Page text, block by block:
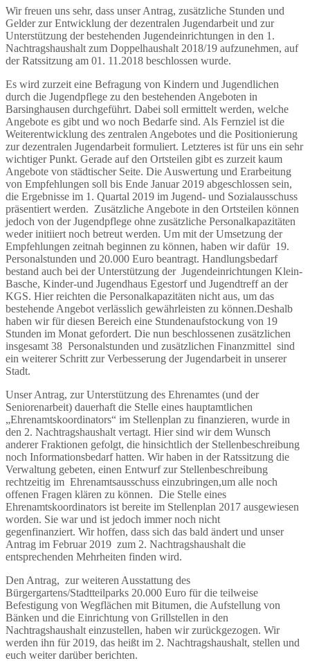
Wir freuen uns sehr, dass unser Antrag, zusätzliche Stunden und
Gelder zur Entwicklung der dezentralen Jugendarbeit und zur
Unterstützung der bestehenden Jugendeinrichtungen in den 1.
Nachtragshaushalt zum Doppelhaushalt 2018/19 aufzunehmen, auf
der Ratssitzung am 01. 11.2018 beschlossen wurde.
Es wird zurzeit eine Befragung von Kindern und Jugendlichen
durch die Jugendpflege zu den bestehenden Angeboten in
Barsinghausen durchgeführt. Dabei soll ermittelt werden, welche
Angebote es gibt und wo noch Bedarfe sind. Als Fernziel ist die
Weiterentwicklung des zentralen Angebotes und die Positionierung
zur dezentralen Jugendarbeit formuliert. Letzteres ist für uns ein sehr
wichtiger Punkt. Gerade auf den Ortsteilen gibt es zurzeit kaum
Angebote von städtischer Seite. Die Auswertung und Erarbeitung
von Empfehlungen soll bis Ende Januar 2019 abgeschlossen sein,
die Ergebnisse im 1. Quartal 2019 im Jugend- und Sozialausschuss
präsentiert werden. Zusätzliche Angebote in den Ortsteilen können
jedoch von der Jugendpflege ohne zusätzliche Personalkapazitäten
weder initiiert noch betreut werden. Um mit der Umsetzung der
Empfehlungen zeitnah beginnen zu können, haben wir dafür 19.
Personalstunden und 20.000 Euro beantragt. Handlungsbedarf
bestand auch bei der Unterstützung der Jugendeinrichtungen Klein-
Basche, Kinder-und Jugendhaus Egestorf und Jugendtreff an der
KGS. Hier reichten die Personalkapazitäten nicht aus, um das
bestehende Angebot verlässlich gewährleisten zu können.Deshalb
haben wir für diesen Bereich eine Stundenaufstockung von 19
Stunden im Monat gefordert. Die nun beschlossenen zusätzlichen
insgesamt 38 Personalstunden und zusätzlichen Finanzmittel sind
ein weiterer Schritt zur Verbesserung der Jugendarbeit in unserer
Stadt.
Unser Antrag, zur Unterstützung des Ehrenamtes (und der
Seniorenarbeit) dauerhaft die Stelle eines hauptamtlichen
„Ehrenamtskoordinators“ im Stellenplan zu finanzieren, wurde in
den 2. Nachtragshaushalt vertagt. Hier sind wir dem Wunsch
anderer Fraktionen gefolgt, die hinsichtlich der Stellenbeschreibung
noch Informationsbedarf hatten. Wir haben in der Ratssitzung die
Verwaltung gebeten, einen Entwurf zur Stellenbeschreibung
rechtzeitig im Ehrenamtsausschuss einzubringen,um alle noch
offenen Fragen klären zu können. Die Stelle eines
Ehrenamtskoordinators ist bereite im Stellenplan 2017 ausgewiesen
worden. Sie war und ist jedoch immer noch nicht
gegenfinanziert. Wir hoffen, dass sich das bald ändert und unser
Antrag im Februar 2019 zum 2. Nachtragshaushalt die
entsprechenden Mehrheiten finden wird.
Den Antrag, zur weiteren Ausstattung des
Bürgergartens/Stadtteilparks 20.000 Euro für die teilweise
Befestigung von Wegflächen mit Bitumen, die Aufstellung von
Bänken und die Einrichtung von Grillstellen in den
Nachtragshaushalt einzustellen, haben wir zurückgezogen. Wir
werden ihn für 2019, das heißt im 2. Nachtragshaushalt, stellen und
euch weiter darüber berichten.